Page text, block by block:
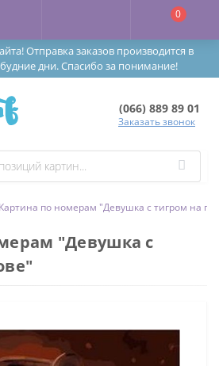
Отправка заказов производится в
дни. Спасибо за понимание!
0
(066) 889 89 01
Заказать звонок
Картина по номерам "Девушка с тигром на
"Девушка с